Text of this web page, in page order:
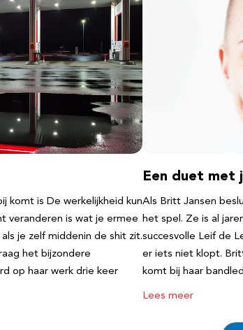
komt is De werkelijkheid kun
veranderen is wat je ermee
je zelf middenin de shit zit.
het bijzondere
op haar werk drie keer
Een duet met
Als Britt Jansen
het spel. Ze is al
succesvolle Leif de
er iets niet klopt.
komt bij haar
Lees meer